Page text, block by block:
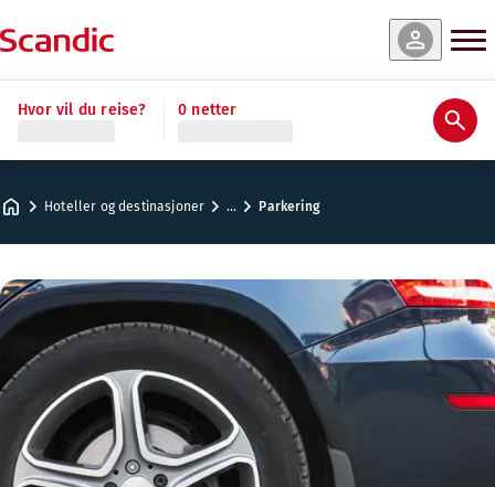
Hvor vil du reise? 0 netter
Hoteller og destinasjoner … Parkering